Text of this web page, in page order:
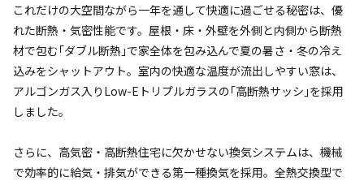
これだけの大空間ながら一年を通して快適に過ごせる秘密は、優
れた断熱・気密性能です。屋根・床・外壁を外側と内側から断熱
材で包む｢ダブル断熱｣で家全体を包み込んで夏の暑さ・冬の冷え
込みをシャットアウト。室内の快適な温度が流出しやすい窓は、
アルゴンガス入りLow-Eトリプルガラスの｢高断熱サッシ｣を採用
しました。
さらに、高気密・高断熱住宅に欠かせない換気システムは、機械
で効率的に給気・排気ができる第一種換気を採用。全熱交換型で